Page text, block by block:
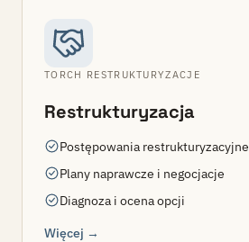
TORCH RESTRUKTURYZACJE
Restrukturyzacja
Postępowania restrukturyzacyjne
Plany naprawcze i negocjacje
Diagnoza i ocena opcji
Więcej →